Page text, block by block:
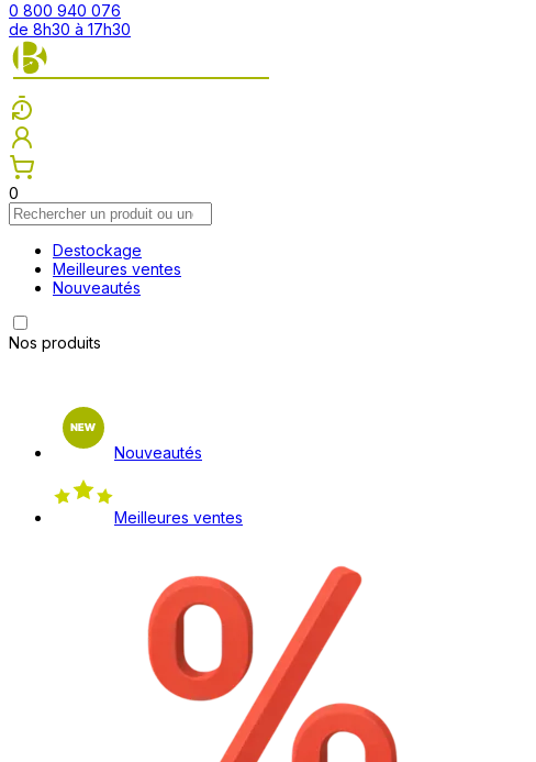
0 800 940 076
de 8h30 à 17h30
0
Destockage
Meilleures ventes
Nouveautés
Nos produits
Nouveautés
Meilleures ventes